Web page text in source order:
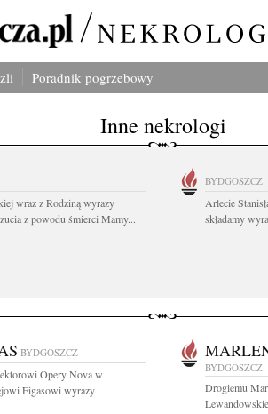
Poradnik pogrzebowy
Inne nekrologi
wraz z Rodziną wyrazy
z powodu śmierci Mamy...
BYDGOSZCZ
Arlecie
składamy
BYDGOSZCZ
Opery Nova w
Figasowi wyrazy
BYDGOSZCZ
Drogiemu